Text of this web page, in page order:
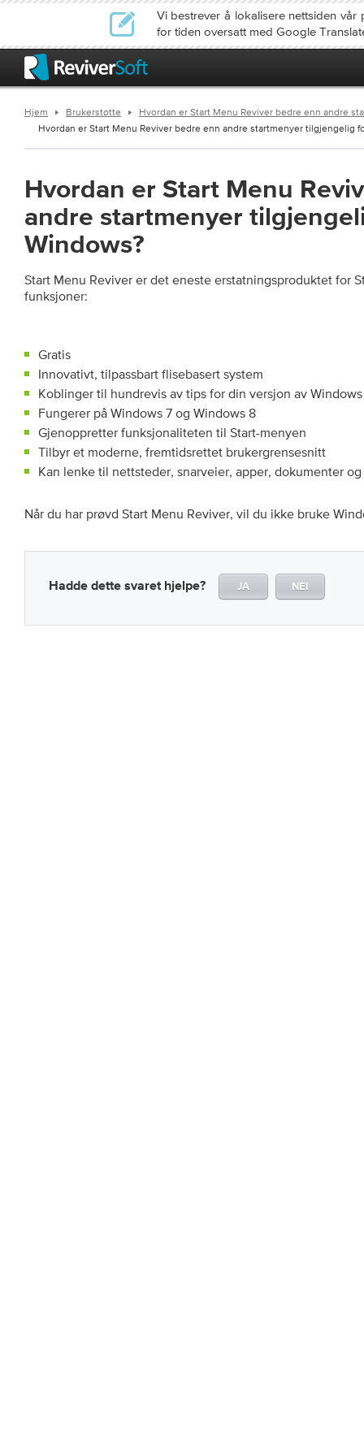
Vi bestrever å lokalisere nettsiden
for tiden oversatt med Google
Hjem Brukerstøtte
Hvordan er Start Menu Reviver bedre enn andre
Hvordan er Start Menu Reviver bedre enn andre startmenyer tilgjengelig
Hvordan er Start Menu
andre startmenyer
Windows?
Start Menu Reviver er det eneste erstatningsproduktet for
funksjoner:
Gratis
Innovativt, tilpassbart flisebasert system
Koblinger til hundrevis av tips for din versjon av Windows
Fungerer på Windows 7 og Windows 8
Gjenoppretter funksjonaliteten til Start-menyen
Tilbyr et moderne, fremtidsrettet brukergrensesnitt
Kan lenke til nettsteder, snarveier, apper, dokumenter
Når du har prøvd Start Menu Reviver, vil du ikke bruke
Hadde dette svaret hjelpe? JA NEI